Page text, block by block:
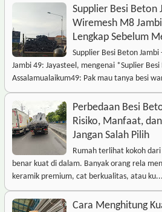
Supplier Besi Beton
Wiremesh M8
Lengkap Sebelum
Supplier Besi Beton
Jambi 49: Jayasteel, mengenai *Suplier
Assalamualaikum49: Pak mau tanya besi
Perbedaan Besi
Risiko, Manfaat,
Jangan Salah Pilih
Rumah terlihat kokoh
benar kuat di dalam. Banyak orang rela
keramik premium, cat berkualitas, atau ku...
Cara Menghitung